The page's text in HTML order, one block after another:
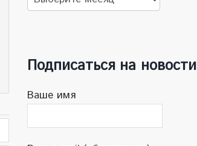
новостей
Подписаться на новости
Ваше имя